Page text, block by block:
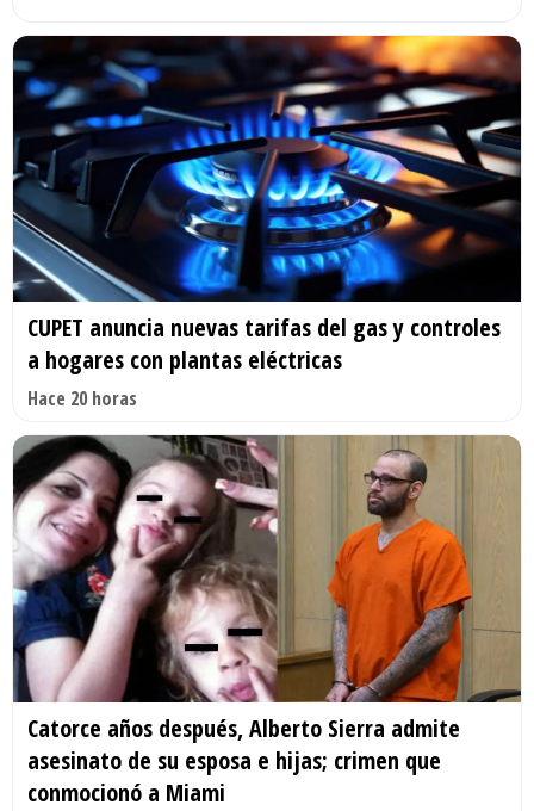
CUPET anuncia nuevas tarifas del gas y controles
a hogares con plantas eléctricas
Hace 20 horas
Catorce años después, Alberto Sierra admite
asesinato de su esposa e hijas; crimen que
conmocionó a Miami